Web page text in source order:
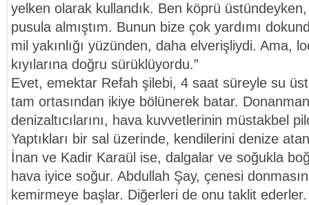
yelken olarak kullandık. Ben köprü
pusula almıştım. Bunun bize çok yardımı
mil yakınlığı yüzünden, daha elverişliydi. Ama,
kıyılarına doğru sürüklüyordu.”
Evet, emektar Refah şilebi, 4 saat süreyle su
tam ortasından ikiye bölünerek batar.
denizaltıcılarını, hava kuvvetlerinin müstakbel
Yaptıkları bir sal üzerinde, kendilerini denize
İnan ve Kadir Karaül ise, dalgalar ve soğukla
hava iyice soğur. Abdullah Şay, çenesi
kemirmeye başlar. Diğerleri de onu taklit